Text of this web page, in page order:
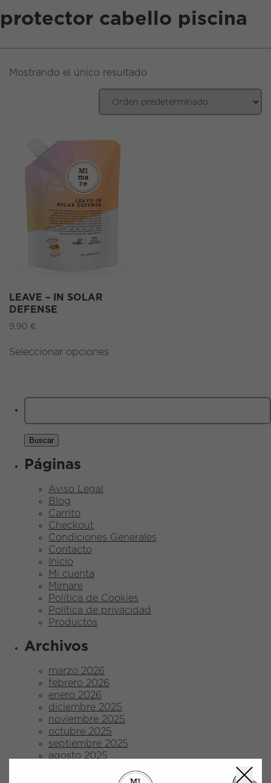
EN|ES
protector cabello piscina
Mostrando el único resultado
LEAVE – IN SOLAR
DEFENSE
9,90 €
Seleccionar opciones
Buscar:
Páginas
Aviso Legal
Blog
Carrito
Checkout
Condiciones Generales
Contacto
Inicio
Mi cuenta
Mimare
Política de Cookies
Política de privacidad
Productos
Archivos
marzo 2026
febrero 2026
enero 2026
diciembre 2025
noviembre 2025
octubre 2025
septiembre 2025
agosto 2025